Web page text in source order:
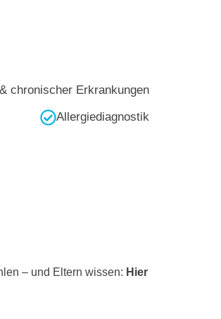
chronischer Erkrankungen
Allergiediagnostik
– und Eltern wissen: Hier